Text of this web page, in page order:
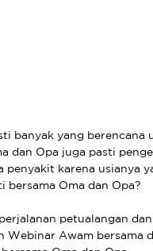
banyak yang
dan Opa juga pasti
karena usianya
Oma dan Opa?
petualangan
Webinar Awam bersama